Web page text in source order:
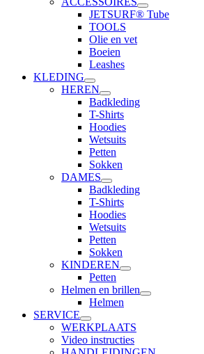
JETSURF® Tube
TOOLS
Olie en vet
Boeien
Leashes
KLEDING
HEREN
Badkleding
T-Shirts
Hoodies
Wetsuits
Petten
Sokken
DAMES
Badkleding
T-Shirts
Hoodies
Wetsuits
Petten
Sokken
KINDEREN
Petten
Helmen en brillen
Helmen
SERVICE
WERKPLAATS
Video instructies